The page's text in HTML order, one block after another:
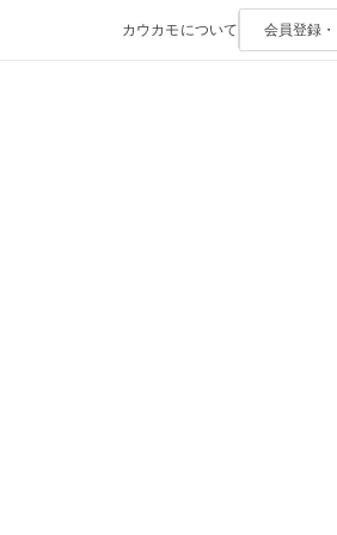
カウカモについて 会員登録・